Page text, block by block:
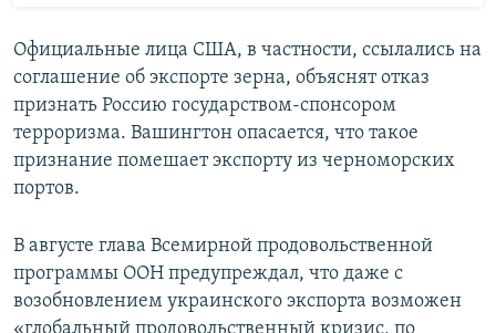
Официальные лица США, в частности, ссылались на
соглашение об экспорте зерна, объяснят отказ
признать Россию государством-спонсором
терроризма. Вашингтон опасается, что такое
признание помешает экспорту из черноморских
портов.
В августе глава Всемирной продовольственной
программы ООН предупреждал, что даже с
возобновлением украинского экспорта возможен
«глобальный продовольственный кризис, по